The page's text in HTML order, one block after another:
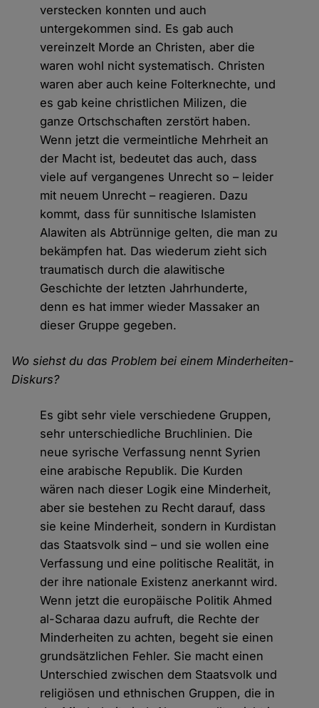
verstecken konnten und auch
untergekommen sind. Es gab auch
vereinzelt Morde an Christen, aber die
waren wohl nicht systematisch. Christen
waren aber auch keine Folterknechte, und
es gab keine christlichen Milizen, die
ganze Ortschschaften zerstört haben.
Wenn jetzt die vermeintliche Mehrheit an
der Macht ist, bedeutet das auch, dass
viele auf vergangenes Unrecht so – leider
mit neuem Unrecht – reagieren. Dazu
kommt, dass für sunnitische Islamisten
Alawiten als Abtrünnige gelten, die man zu
bekämpfen hat. Das wiederum zieht sich
traumatisch durch die alawitische
Geschichte der letzten Jahrhunderte,
denn es hat immer wieder Massaker an
dieser Gruppe gegeben.
Wo siehst du das Problem bei einem Minderheiten-
Diskurs?
Es gibt sehr viele verschiedene Gruppen,
sehr unterschiedliche Bruchlinien. Die
neue syrische Verfassung nennt Syrien
eine arabische Republik. Die Kurden
wären nach dieser Logik eine Minderheit,
aber sie bestehen zu Recht darauf, dass
sie keine Minderheit, sondern in Kurdistan
das Staatsvolk sind – und sie wollen eine
Verfassung und eine politische Realität, in
der ihre nationale Existenz anerkannt wird.
Wenn jetzt die europäische Politik Ahmed
al-Scharaa dazu aufruft, die Rechte der
Minderheiten zu achten, begeht sie einen
grundsätzlichen Fehler. Sie macht einen
Unterschied zwischen dem Staatsvolk und
religiösen und ethnischen Gruppen, die in